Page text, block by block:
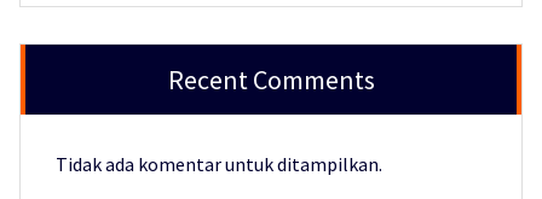
Recent Comments
Tidak ada komentar untuk ditampilkan.